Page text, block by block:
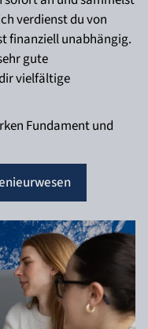
verdienst du von
finanziell unabhängig.
gute
vielfältige
Fundament und